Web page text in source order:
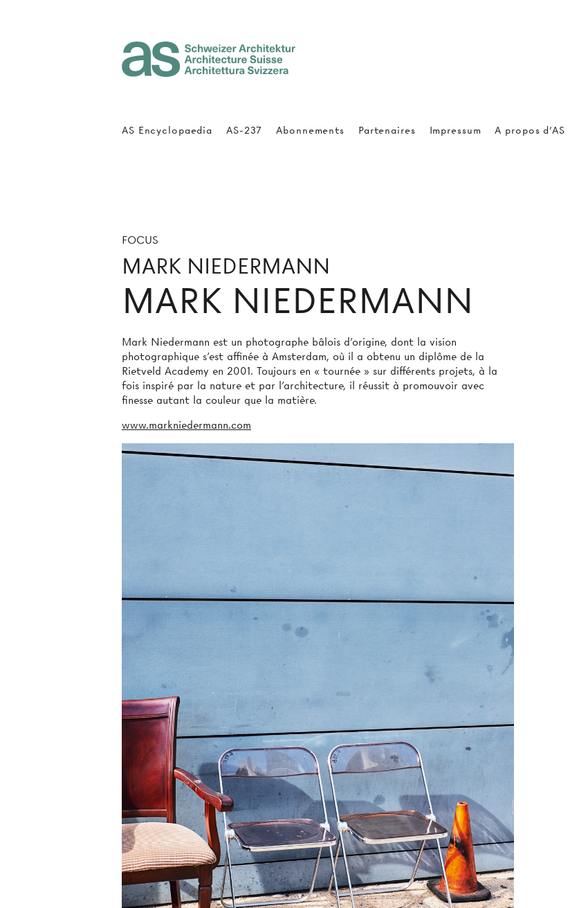
FOCUS
MARK NIEDERMANN
MARK NIEDERMANN
Mark Niedermann est un photographe bâlois d’origine, dont la vision
photographique s’est affinée à Amsterdam, où il a obtenu un diplôme de la
Rietveld Academy en 2001. Toujours en « tournée » sur différents projets, à la
fois inspiré par la nature et par l’architecture, il réussit à promouvoir avec
finesse autant la couleur que la matière.
www.markniedermann.com
AS Encyclopaedia AS-237 Abonnements Partenaires Impressum A propos d'AS